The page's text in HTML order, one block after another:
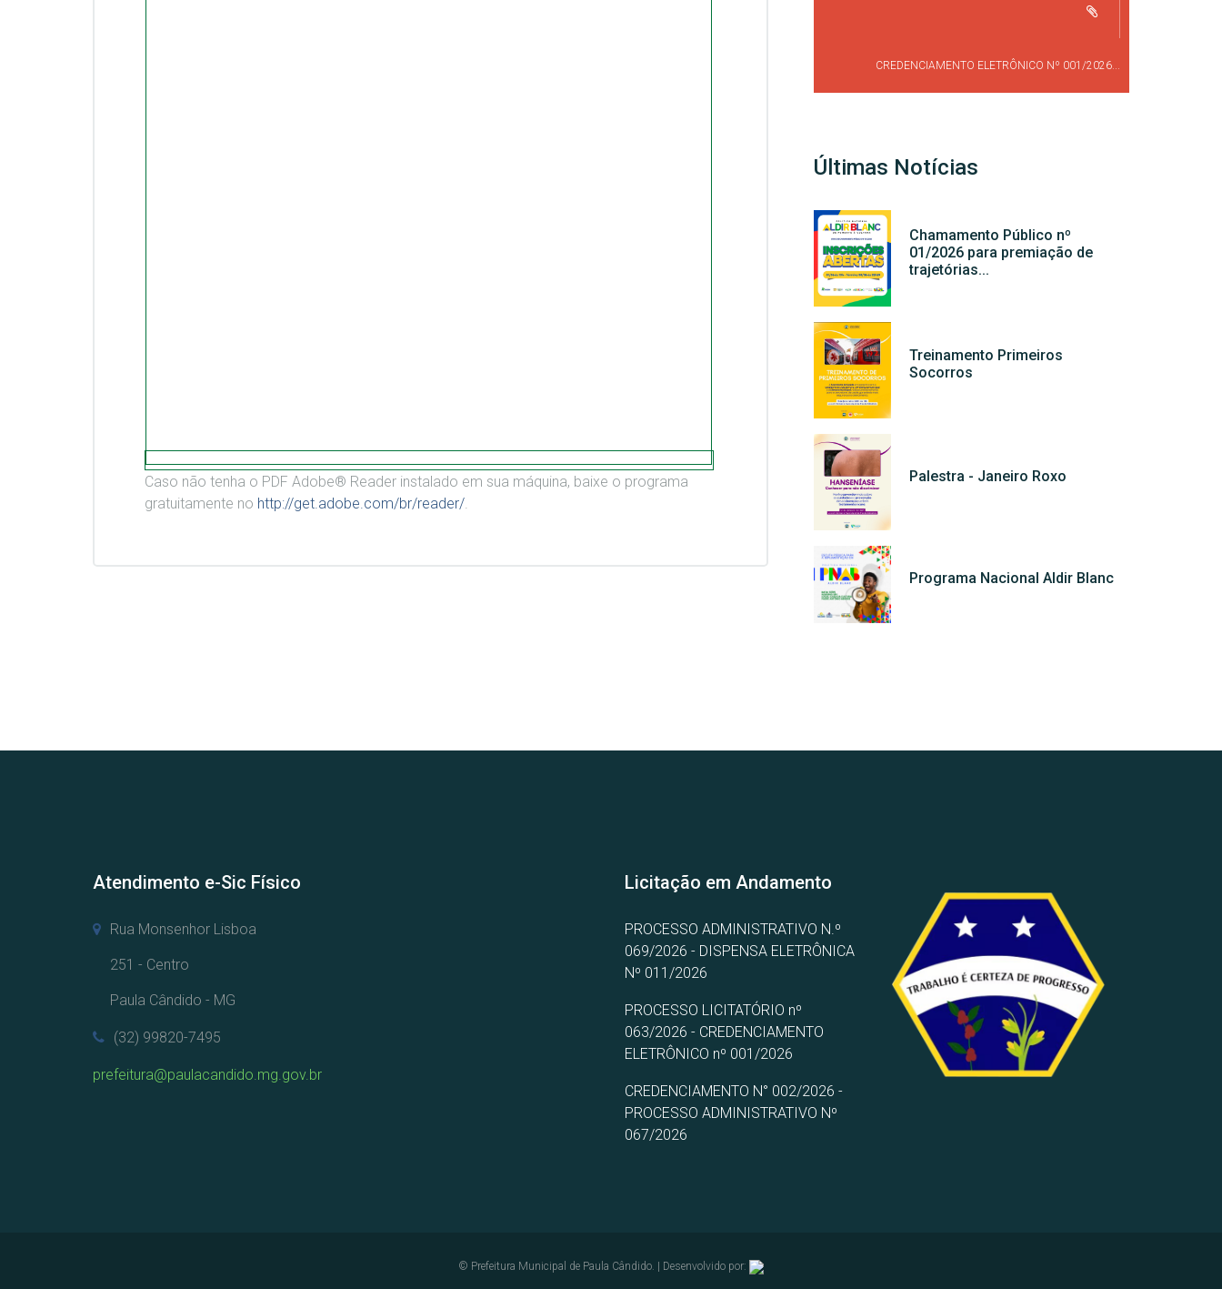
Caso não tenha o PDF Adobe® Reader instalado em sua máquina, baixe o programa
gratuitamente no http://get.adobe.com/br/reader/.
CREDENCIAMENTO ELETRÔNICO Nº 001/2026...
Últimas Notícias
Chamamento Público nº
01/2026 para premiação de
trajetórias...
Treinamento Primeiros
Socorros
Palestra - Janeiro Roxo
Programa Nacional Aldir Blanc
Atendimento e-Sic Físico
Rua Monsenhor Lisboa
251 - Centro
Paula Cândido - MG
(32) 99820-7495
prefeitura@paulacandido.mg.gov.br
Licitação em Andamento
PROCESSO ADMINISTRATIVO N.º
069/2026 - DISPENSA ELETRÔNICA
Nº 011/2026
PROCESSO LICITATÓRIO nº
063/2026 - CREDENCIAMENTO
ELETRÔNICO nº 001/2026
CREDENCIAMENTO N° 002/2026 -
PROCESSO ADMINISTRATIVO Nº
067/2026
© Prefeitura Municipal de Paula Cândido. | Desenvolvido por: